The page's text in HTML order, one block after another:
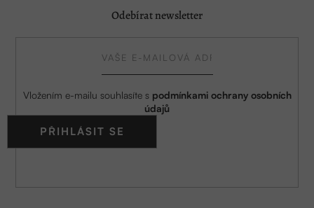
Odebírat newsletter
Vložením e-mailu souhlasíte s podmínkami ochrany osobních
údajů
PŘIHLÁSIT SE